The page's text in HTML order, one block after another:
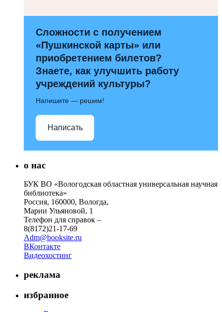
Сложности с получением
«Пушкинской карты» или
приобретением билетов?
Знаете, как улучшить работу
учреждений культуры?
Напишите — решим!
Написать
о нас
БУК ВО «Вологодская областная универсальная научная
библиотека»
Россия, 160000, Вологда,
Марии Ульяновой, 1
Телефон для справок –
8(8172)21-17-69
Adm@booksite.ru
ВКонтакте
Видеохостинг
реклама
избранное